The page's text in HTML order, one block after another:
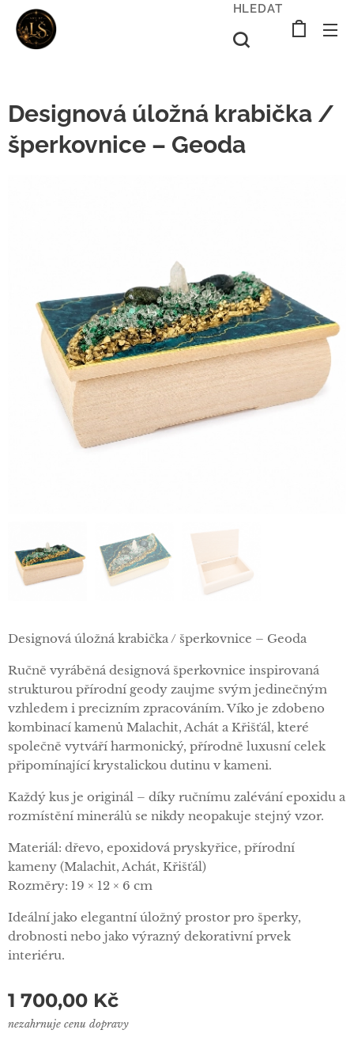
HLEDAT
Designová úložná krabička /
šperkovnice – Geoda
Designová úložná krabička / šperkovnice – Geoda
Ručně vyráběná designová šperkovnice inspirovaná
strukturou přírodní geody zaujme svým jedinečným
vzhledem i precizním zpracováním. Víko je zdobeno
kombinací kamenů Malachit, Achát a Křišťál, které
společně vytváří harmonický, přírodně luxusní celek
připomínající krystalickou dutinu v kameni.
Každý kus je originál – díky ručnímu zalévání epoxidu a
rozmístění minerálů se nikdy neopakuje stejný vzor.
Materiál: dřevo, epoxidová pryskyřice, přírodní
kameny (Malachit, Achát, Křišťál)
Rozměry: 19 × 12 × 6 cm
Ideální jako elegantní úložný prostor pro šperky,
drobnosti nebo jako výrazný dekorativní prvek
interiéru.
1 700,00 Kč
nezahrnuje cenu dopravy